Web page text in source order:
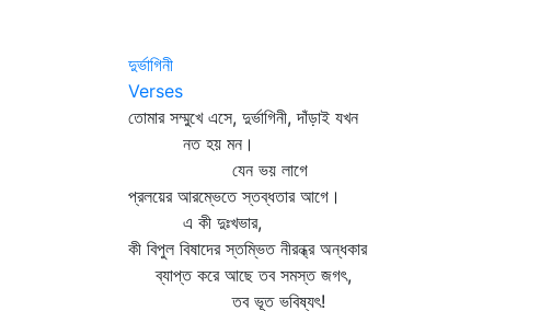
দুর্ভাগিনী
Verses
তোমার সম্মুখে এসে, দুর্ভাগিনী, দাঁড়াই যখন
নত হয় মন।
যেন ভয় লাগে
প্রলয়ের আরম্ভেতে স্তব্ধতার আগে।
এ কী দুঃখভার,
কী বিপুল বিষাদের স্তম্ভিত নীরন্ধ্র অন্ধকার
ব্যাপ্ত করে আছে তব সমস্ত জগৎ,
তব ভূত ভবিষ্যৎ!